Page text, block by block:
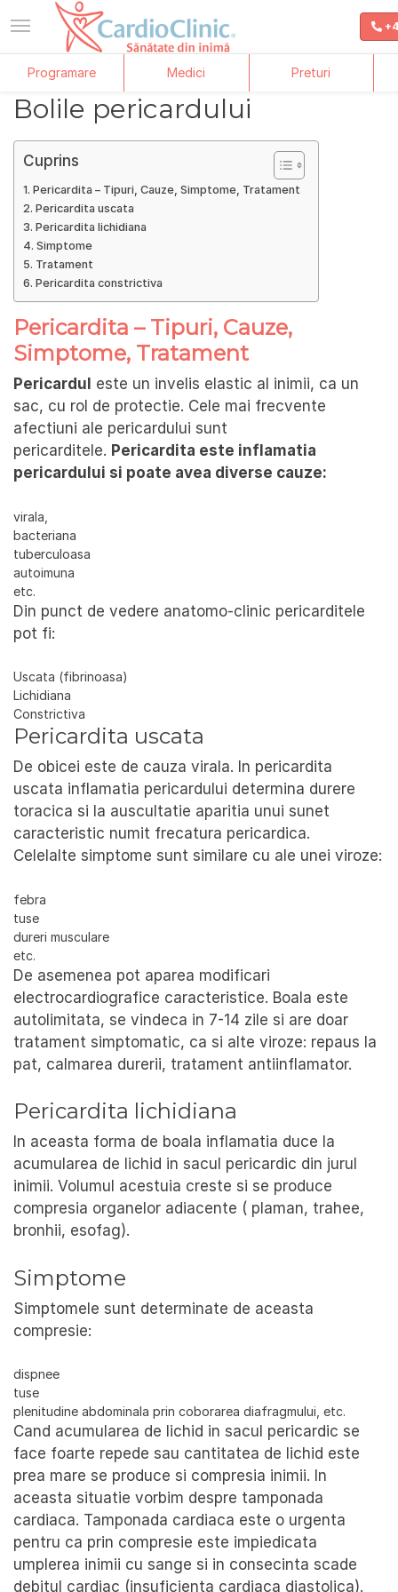
content
Programare Medici Preturi
Bolile pericardului
Cuprins
Pericardita – Tipuri, Cauze, Simptome, Tratament
Pericardita uscata
Pericardita lichidiana
Simptome
Tratament
Pericardita constrictiva
Pericardita – Tipuri, Cauze,
Simptome, Tratament
Pericardul este un invelis elastic al inimii, ca un
sac, cu rol de protectie. Cele mai frecvente
afectiuni ale pericardului sunt
pericarditele. Pericardita este inflamatia
pericardului si poate avea diverse cauze:
virala,
bacteriana
tuberculoasa
autoimuna
etc.
Din punct de vedere anatomo-clinic pericarditele
pot fi:
Uscata (fibrinoasa)
Lichidiana
Constrictiva
Pericardita uscata
De obicei este de cauza virala. In pericardita
uscata inflamatia pericardului determina durere
toracica si la auscultatie aparitia unui sunet
caracteristic numit frecatura pericardica.
Celelalte simptome sunt similare cu ale unei viroze:
febra
tuse
dureri musculare
etc.
De asemenea pot aparea modificari
electrocardiografice caracteristice. Boala este
autolimitata, se vindeca in 7-14 zile si are doar
tratament simptomatic, ca si alte viroze: repaus la
pat, calmarea durerii, tratament antiinflamator.
Pericardita lichidiana
In aceasta forma de boala inflamatia duce la
acumularea de lichid in sacul pericardic din jurul
inimii. Volumul acestuia creste si se produce
compresia organelor adiacente ( plaman, trahee,
bronhii, esofag).
Simptome
Simptomele sunt determinate de aceasta
compresie:
dispnee
tuse
plenitudine abdominala prin coborarea diafragmului, etc.
Cand acumularea de lichid in sacul pericardic se
face foarte repede sau cantitatea de lichid este
prea mare se produce si compresia inimii. In
aceasta situatie vorbim despre tamponada
cardiaca. Tamponada cardiaca este o urgenta
pentru ca prin compresie este impiedicata
umplerea inimii cu sange si in consecinta scade
debitul cardiac (insuficienta cardiaca diastolica).